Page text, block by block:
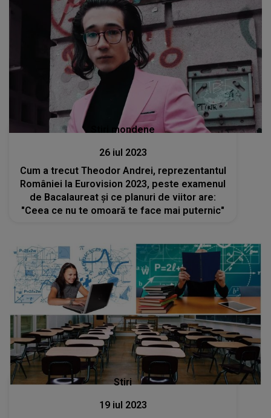
Stiri mondene
26 iul 2023
Cum a trecut Theodor Andrei, reprezentantul
României la Eurovision 2023, peste examenul
de Bacalaureat și ce planuri de viitor are:
"Ceea ce nu te omoară te face mai puternic"
Stiri
19 iul 2023